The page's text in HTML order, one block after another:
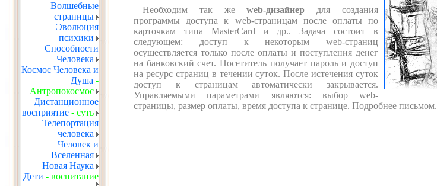
Волшебные
страницы
Эволюция
психики
Способности
Человека
Космос Человека и
Душа -
Антропокосмос
Дистанционное
восприятие - суть
Телепортация
человека
Человек и
Вселенная
Новая Наука
Дети - воспитание
Необходим так жеweb-дизайнер для создания
программы доступа к web-страницам после оплаты по
карточкам типа MasterCard и др.. Задача состоит в
следующем: доступ к некоторым web-страниц
осуществляется только после оплаты и поступления денег
на банковский счет. Посетитель получает пароль и доступ
на ресурс страниц в течении суток. После истечения суток
доступ к страницам автоматически закрывается.
Управляемыми параметрами являются: выбор web-
страницы, размер оплаты, время доступа к странице. Подробнее письмом.